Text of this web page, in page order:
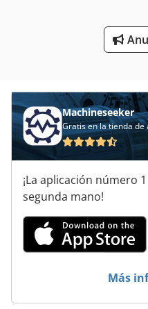
Escalas De Paquete
Escariadores De
Excavadoras De Ruedas
Frente A La Diapositiva
Instrucciones De
Para Trabajar La Madera
Punto De
Unidad Del Eje De
Áreas De Aplicación
Machineseeker
Gratis en la tienda de
¡La aplicación número
segunda mano!
Más